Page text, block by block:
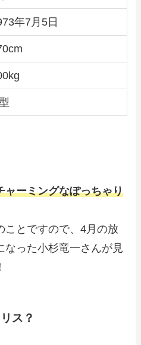
年7月5日
ャーミングなぽっちゃり
ことですので、4月の放
なった小杉竜一さんが見
ス？